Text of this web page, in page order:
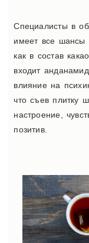
Специалисты в
имеет все шансы
как в состав
входит
влияние на
что съев плитку
настроение,
позитив.